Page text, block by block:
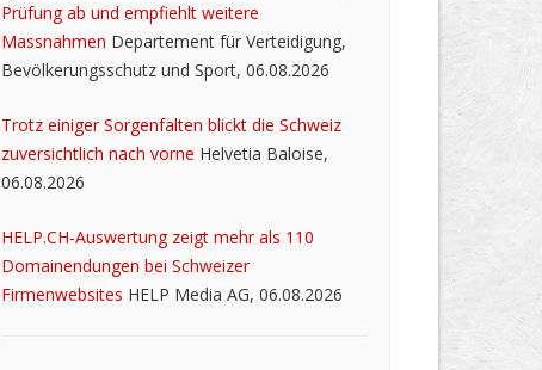
Prüfung ab und empfiehlt weitere
Massnahmen Departement für Verteidigung,
Bevölkerungsschutz und Sport, 06.08.2026
Trotz einiger Sorgenfalten blickt die Schweiz
zuversichtlich nach vorne Helvetia Baloise,
06.08.2026
HELP.CH-Auswertung zeigt mehr als 110
Domainendungen bei Schweizer
Firmenwebsites HELP Media AG, 06.08.2026